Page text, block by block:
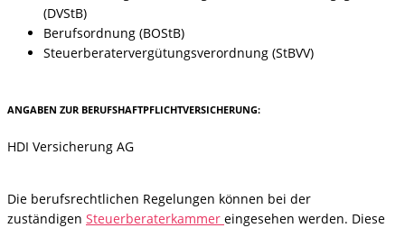
(DVStB)
Berufsordnung (BOStB)
Steuerberatervergütungsverordnung (StBVV)
ANGABEN ZUR BERUFSHAFTPFLICHTVERSICHERUNG:
HDI Versicherung AG
Die berufsrechtlichen Regelungen können bei der
zuständigen Steuerberaterkammer eingesehen werden. Diese